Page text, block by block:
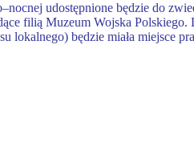
udostępnione będzie do
filią Muzeum Wojska
lokalnego) będzie miała miejsce